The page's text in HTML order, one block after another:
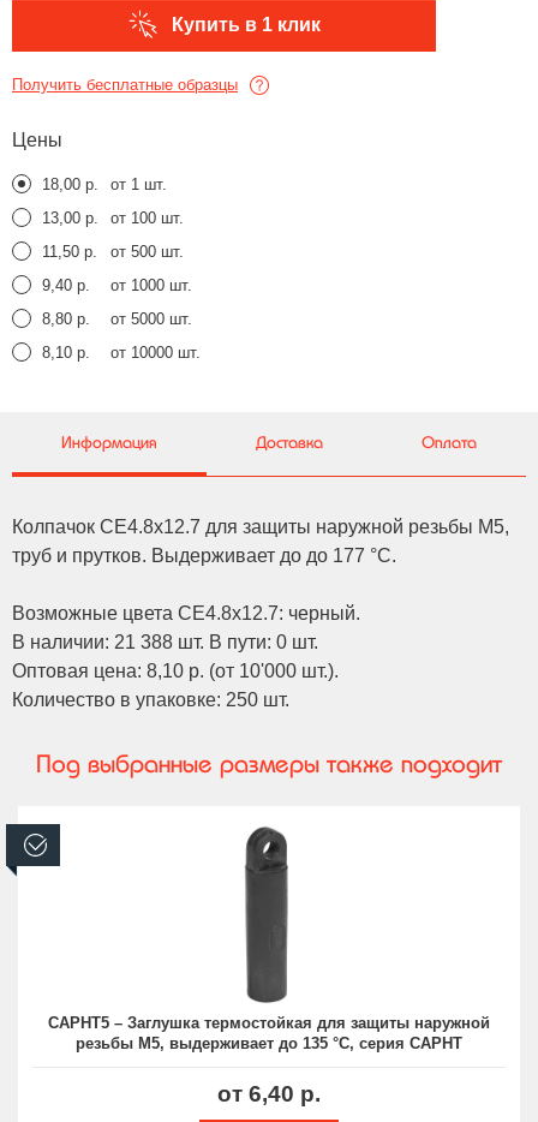
Купить в 1 клик
Получить бесплатные образцы
Цены
18,00 р.
от 1 шт.
13,00 р.
от 100 шт.
11,50 р.
от 500 шт.
9,40 р.
от 1000 шт.
8,80 р.
от 5000 шт.
8,10 р.
от 10000 шт.
Информация Доставка Оплата
Колпачок CE4.8x12.7 для защиты наружной резьбы M5,
труб и прутков. Выдерживает до до 177 °C.
Возможные цвета CE4.8x12.7: черный.
В наличии: 21 388 шт. В пути: 0 шт.
Оптовая цена: 8,10 р. (от 10'000 шт.).
Количество в упаковке: 250 шт.
Под выбранные размеры также подходит
CAPHT5 – Заглушка термостойкая для защиты наружной
резьбы M5, выдерживает до 135 °C, серия CAPHT
от 6,40 р.